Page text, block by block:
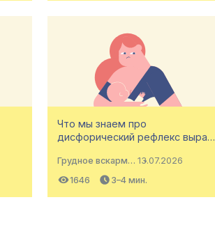
Что мы знаем про
дисфорический рефлекс выра…
Грудное вскармливание 13.07.2026
1646
3–4 мин.